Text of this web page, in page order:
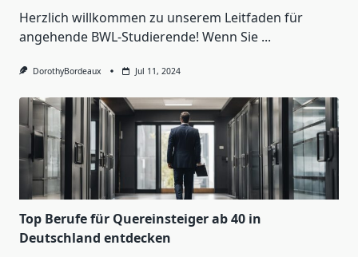
Herzlich willkommen zu unserem Leitfaden für
angehende BWL-Studierende! Wenn Sie ...
DorothyBordeaux Jul 11, 2024
Top Berufe für Quereinsteiger ab 40 in
Deutschland entdecken